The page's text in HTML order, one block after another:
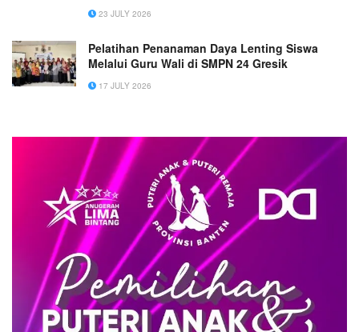
23 JULY 2026
Pelatihan Penanaman Daya Lenting Siswa
Melalui Guru Wali di SMPN 24 Gresik
17 JULY 2026